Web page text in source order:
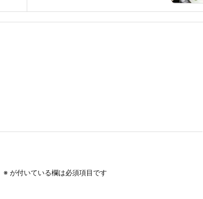
※ が付いている欄は必須項目です